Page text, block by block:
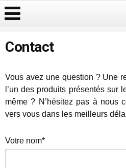
Contact
Vous avez une question ? Une
l’un des produits présentés sur
même ? N’hésitez pas à nous
vers vous dans les meilleurs
Votre nom*